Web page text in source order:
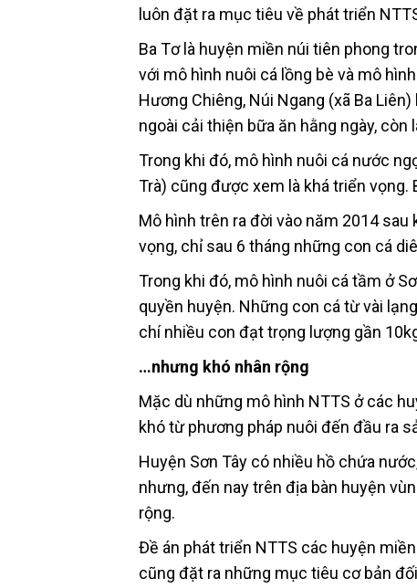
luôn đặt ra mục tiêu về phát triển
Ba Tơ là huyện miền núi tiên phong
với mô hình nuôi cá lồng bè và mô
Hương Chiêng, Núi Ngang (xã Ba
ngoài cải thiện bữa ăn hằng ngày,
Trong khi đó, mô hình nuôi cá nước
Trà) cũng được xem là khá triển
Mô hình trên ra đời vào năm 2014
vọng, chỉ sau 6 tháng những con cá
Trong khi đó, mô hình nuôi cá tầm ở
quyền huyện. Những con cá từ vài
chí nhiều con đạt trọng lượng gần
…nhưng khó nhân rộng
Mặc dù những mô hình NTTS ở các
khó từ phương pháp nuôi đến đầu ra
Huyện Sơn Tây có nhiều hồ chứa
nhưng, đến nay trên địa bàn huyện
rộng.
Đề án phát triển NTTS các huyện
cũng đặt ra những mục tiêu cơ bản